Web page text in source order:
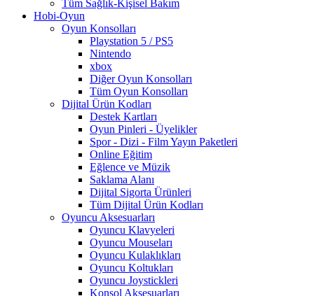
Tüm Sağlık-Kişisel Bakım
Hobi-Oyun
Oyun Konsolları
Playstation 5 / PS5
Nintendo
xbox
Diğer Oyun Konsolları
Tüm Oyun Konsolları
Dijital Ürün Kodları
Destek Kartları
Oyun Pinleri - Üyelikler
Spor - Dizi - Film Yayın Paketleri
Online Eğitim
Eğlence ve Müzik
Saklama Alanı
Dijital Sigorta Ürünleri
Tüm Dijital Ürün Kodları
Oyuncu Aksesuarları
Oyuncu Klavyeleri
Oyuncu Mouseları
Oyuncu Kulaklıkları
Oyuncu Koltukları
Oyuncu Joystickleri
Konsol Aksesuarları